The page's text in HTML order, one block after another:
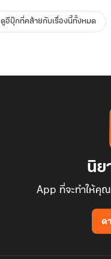
ดูอีบุ๊กที่คล้ายกับเรื่องนี้ทั้งหมด
นิย
App ที่จะทำให้คุ
ด